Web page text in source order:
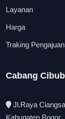
Layanan
Harga
Traking Pengajuan
Cabang
Jl.Raya
Kabupaten Bogor